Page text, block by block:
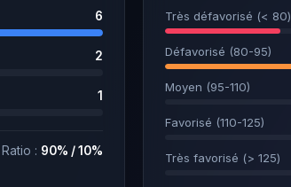
6
2
1
Ratio : 90% / 10%
Très défavorisé (< 80)
Défavorisé (80-95)
Moyen (95-110)
Favorisé (110-125)
Très favorisé (> 125)